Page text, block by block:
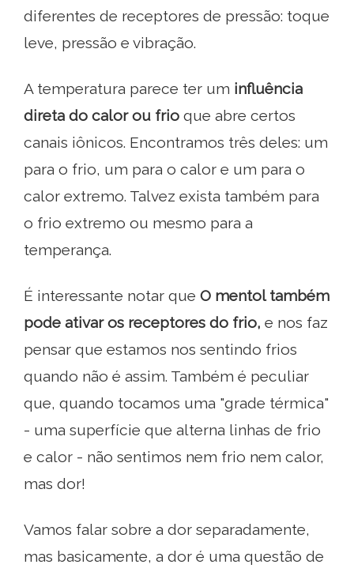
diferentes de receptores de pressão: toque
leve, pressão e vibração.
A temperatura parece ter um influência
direta do calor ou frio que abre certos
canais iônicos. Encontramos três deles: um
para o frio, um para o calor e um para o
calor extremo. Talvez exista também para
o frio extremo ou mesmo para a
temperança.
É interessante notar que O mentol também
pode ativar os receptores do frio, e nos faz
pensar que estamos nos sentindo frios
quando não é assim. Também é peculiar
que, quando tocamos uma "grade térmica"
- uma superfície que alterna linhas de frio
e calor - não sentimos nem frio nem calor,
mas dor!
Vamos falar sobre a dor separadamente,
mas basicamente, a dor é uma questão de